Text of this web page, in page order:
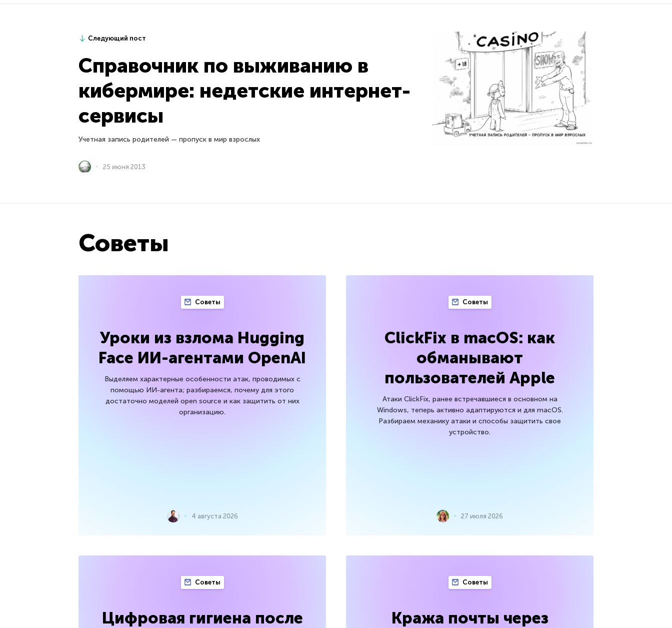
Следующий пост
Справочник по выживанию в
кибермире: недетские интернет-
сервисы
Учетная запись родителей — пропуск в мир взрослых
25 июня 2013
Советы
Советы
Уроки из взлома Hugging
Face ИИ-агентами OpenAI
Выделяем характерные особенности атак, проводимых с
помощью ИИ-агента; разбираемся, почему для этого
достаточно моделей open source и как защитить от них
организацию.
4 августа 2026
Советы
ClickFix в macOS: как
обманывают
пользователей Apple
Атаки ClickFix, ранее встречавшиеся в основном на
Windows, теперь активно адаптируются и для macOS.
Разбираем механику атаки и способы защитить свое
устройство.
27 июля 2026
Советы
Цифровая гигиена после
Советы
Кража почты через